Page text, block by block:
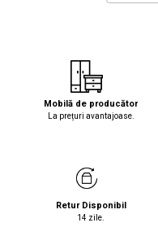
Mobilă de producător
La prețuri avantajoase.
Retur Disponibil
14 zile.